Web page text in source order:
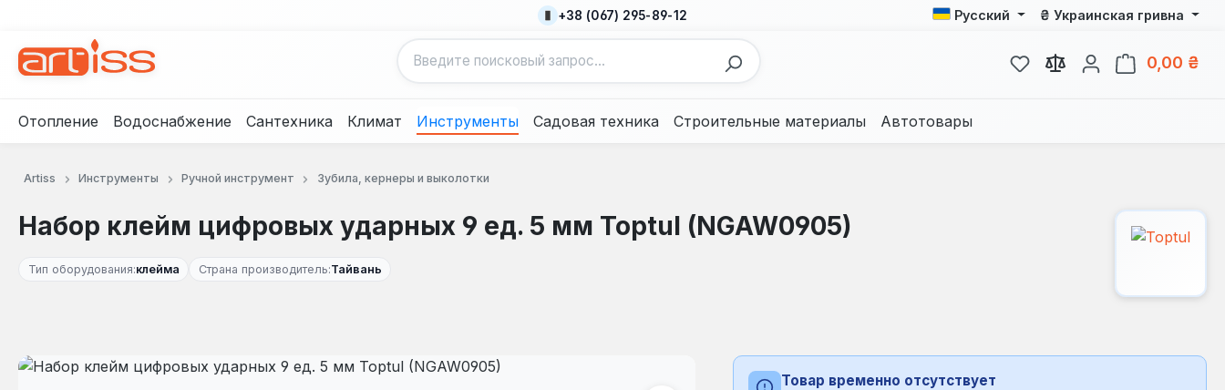
+38 (067) 295-89-12 Русский ₴ Украинская гривна
У вас есть товары из
0,00 ₴
Отопление Водоснабжение Сантехника Климат Инструменты Садовая техника Строительные материалы Автотовары
Artiss Инструменты Ручной инструмент Зубила, кернеры и выколотки
Набор клейм цифровых ударных 9 ед. 5 мм Toptul (NGAW0905)
Тип оборудования:клейма Страна производитель:Тайвань
Пропустить галерею изображений
Товар временно отсутствует